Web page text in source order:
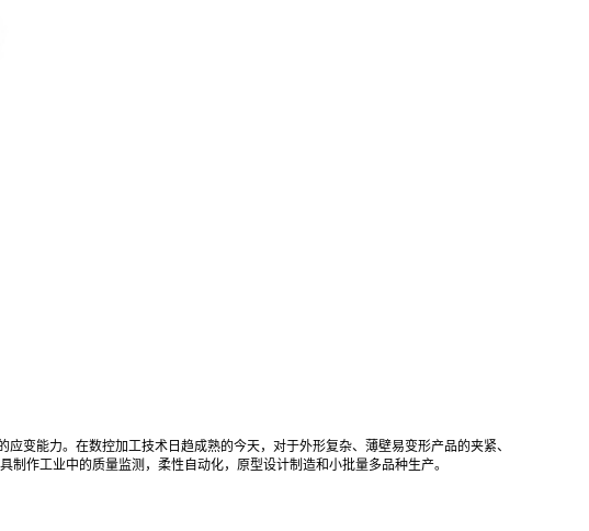
变能力。在数控加工技术日趋成熟的今天，对于外形复杂、薄壁易变形产品的夹紧、
作工业中的质量监测，柔性自动化，原型设计制造和小批量多品种生产。